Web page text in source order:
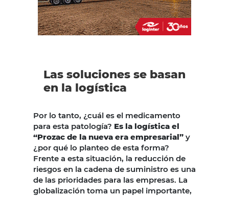
Las soluciones se basan
en la logística
Por lo tanto, ¿cuál es el medicamento
para esta patología? Es la logística el
“Prozac de la nueva era empresarial” y
¿por qué lo planteo de esta forma?
Frente a esta situación, la reducción de
riesgos en la cadena de suministro es una
de las prioridades para las empresas. La
globalización toma un papel importante,